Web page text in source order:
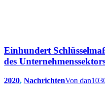
Einhundert
des
2020, NachrichtenVon